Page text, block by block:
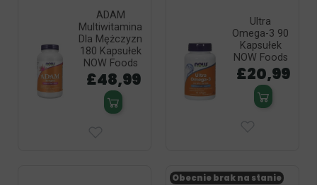
ADAM
Multiwitamina
Dla Mężczyzn
180 Kapsułek
NOW Foods
£48,99
Ultra
Omega-3 90
Kapsułek
NOW Foods
£20,99
Obecnie brak na stanie